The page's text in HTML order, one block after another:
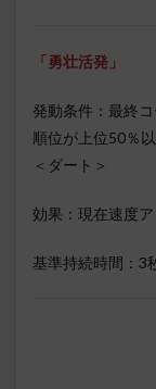
「勇壮活発」
発動条件：最終
順位が上位50％
＜ダート＞
効果：現在速度
基準持続時間：3